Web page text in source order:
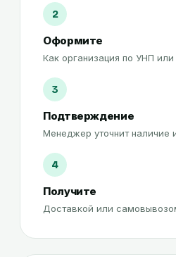
2
Оформите
Как организация по УНП или
3
Подтверждение
Менеджер уточнит наличие
4
Получите
Доставкой или